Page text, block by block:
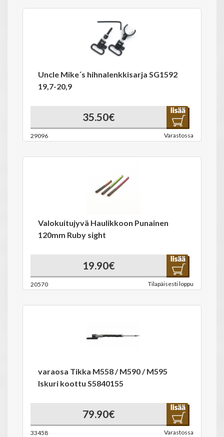
Uncle Mike´s hihnalenkkisarja SG1592
19,7-20,9
35.50€
29096 Varastossa
Valokuitujyvä Haulikkoon Punainen
120mm Ruby sight
19.90€
20570 Tilapäisesti loppu
varaosa Tikka M558 / M590 / M595
Iskuri koottu S5840155
79.90€
33458 Varastossa